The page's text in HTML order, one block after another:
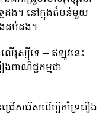
ដង។ នៅក្នុងតំបន់មួយ
ដប់ដង។
ើរុស្ស៊ីទេ – ឥឡូវនេះ
ពាណិជ្ជកម្មជា
ើសរើស​ដើម្បី​គាំទ្រ​រឿង​